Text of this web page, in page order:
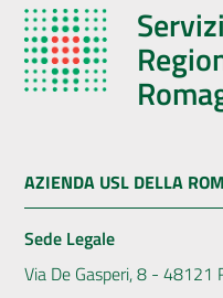
AZIENDA USL DELLA
Sede Legale
Via De Gasperi, 8 - 48121